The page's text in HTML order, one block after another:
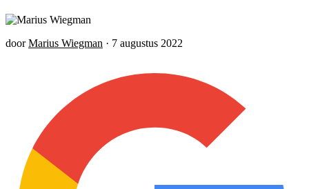
door Marius Wiegman · 7 augustus 2022